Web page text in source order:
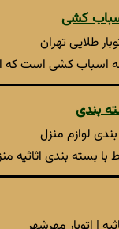
کشی
طلایی تهران
اسباب کشی است که
بندی
لوازم منزل
بسته بندی اثاثیه